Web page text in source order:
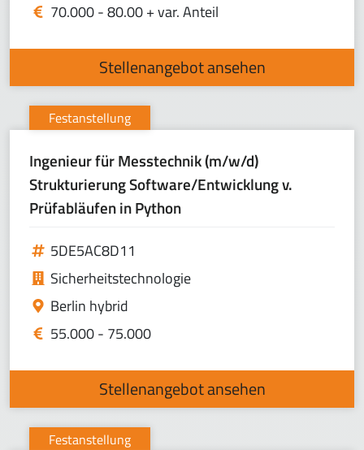
70.000 - 80.00 + var. Anteil
Stellenangebot ansehen
Festanstellung
Ingenieur für Messtechnik (m/w/d)
Strukturierung Software/Entwicklung v.
Prüfabläufen in Python
5DE5AC8D11
Sicherheitstechnologie
Berlin hybrid
55.000 - 75.000
Stellenangebot ansehen
Festanstellung